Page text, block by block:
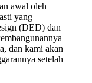
awal oleh
yang
(DED) dan
dan kami akan
setelah